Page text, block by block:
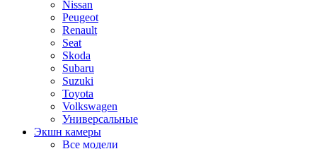
Nissan
Peugeot
Renault
Seat
Skoda
Subaru
Suzuki
Toyota
Volkswagen
Универсальные
Экшн камеры
Все модели